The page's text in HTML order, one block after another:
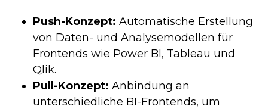
Push-Konzept: Automatische Erstellung
von Daten- und Analysemodellen für
Frontends wie Power BI, Tableau und
Qlik.
Pull-Konzept: Anbindung an
unterschiedliche BI-Frontends, um